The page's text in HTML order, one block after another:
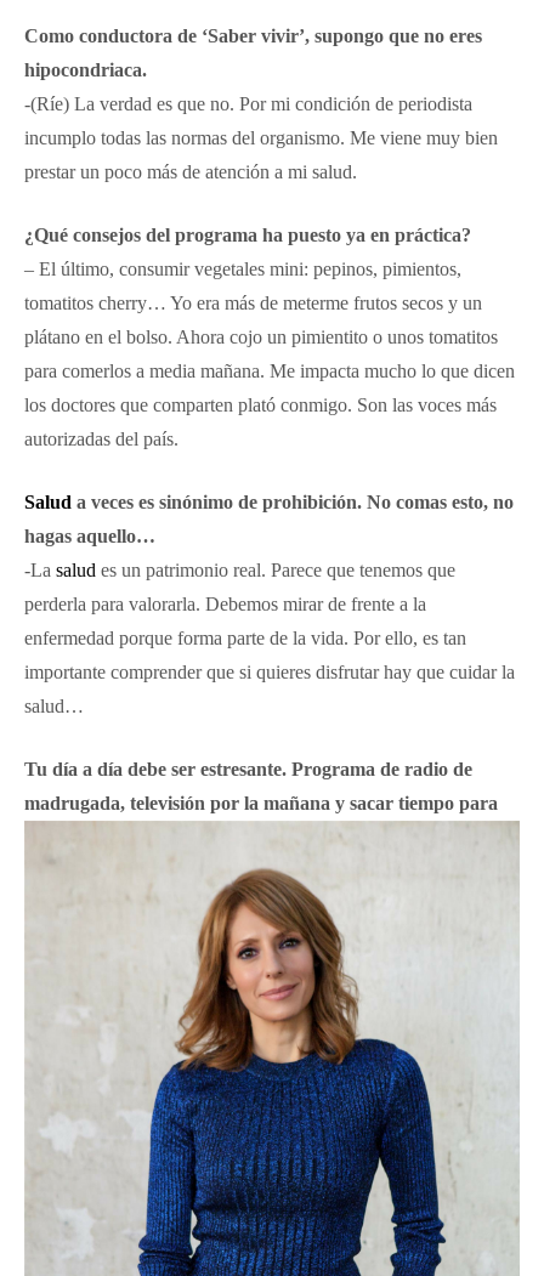
Como conductora de ‘Saber vivir’, supongo que no eres
hipocondriaca.
-(Ríe) La verdad es que no. Por mi condición de periodista
incumplo todas las normas del organismo. Me viene muy bien
prestar un poco más de atención a mi salud.
¿Qué consejos del programa ha puesto ya en práctica?
– El último, consumir vegetales mini: pepinos, pimientos,
tomatitos cherry… Yo era más de meterme frutos secos y un
plátano en el bolso. Ahora cojo un pimientito o unos tomatitos
para comerlos a media mañana. Me impacta mucho lo que dicen
los doctores que comparten plató conmigo. Son las voces más
autorizadas del país.
Salud a veces es sinónimo de prohibición. No comas esto, no
hagas aquello…
-La salud es un patrimonio real. Parece que tenemos que
perderla para valorarla. Debemos mirar de frente a la
enfermedad porque forma parte de la vida. Por ello, es tan
importante comprender que si quieres disfrutar hay que cuidar la
salud…
Tu día a día debe ser estresante. Programa de radio de
madrugada, televisión por la mañana y sacar tiempo para